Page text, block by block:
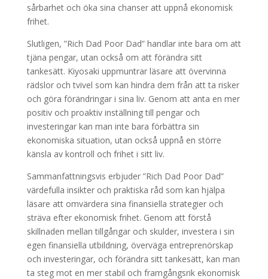
sårbarhet och öka sina chanser att uppnå ekonomisk
frihet.
Slutligen, ”Rich Dad Poor Dad” handlar inte bara om att
tjäna pengar, utan också om att förändra sitt
tankesätt. Kiyosaki uppmuntrar läsare att övervinna
rädslor och tvivel som kan hindra dem från att ta risker
och göra förändringar i sina liv. Genom att anta en mer
positiv och proaktiv inställning till pengar och
investeringar kan man inte bara förbättra sin
ekonomiska situation, utan också uppnå en större
känsla av kontroll och frihet i sitt liv.
Sammanfattningsvis erbjuder ”Rich Dad Poor Dad”
värdefulla insikter och praktiska råd som kan hjälpa
läsare att omvärdera sina finansiella strategier och
sträva efter ekonomisk frihet. Genom att förstå
skillnaden mellan tillgångar och skulder, investera i sin
egen finansiella utbildning, överväga entreprenörskap
och investeringar, och förändra sitt tankesätt, kan man
ta steg mot en mer stabil och framgångsrik ekonomisk